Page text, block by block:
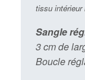
tissu intérieur
Sangle
3 cm de
Boucle